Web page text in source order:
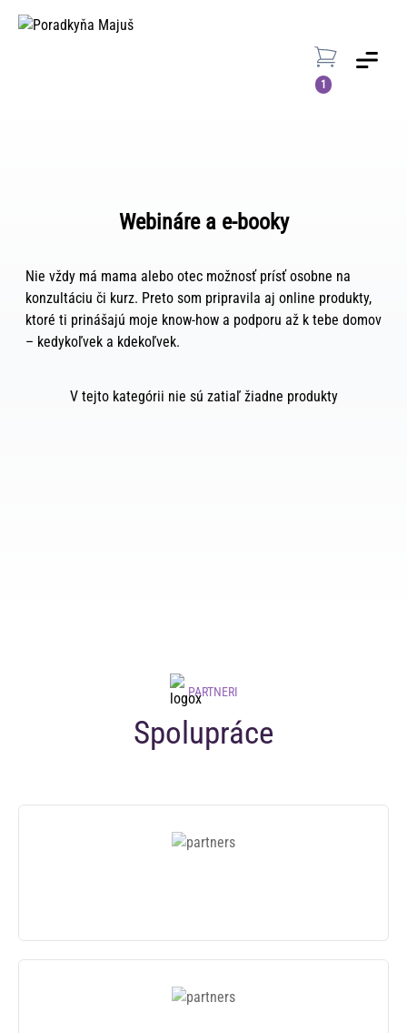
1
Menu
Webináre a e-booky
Nie vždy má mama alebo otec možnosť prísť osobne na
konzultáciu či kurz. Preto som pripravila aj online produkty,
ktoré ti prinášajú moje know-how a podporu až k tebe domov
– kedykoľvek a kdekoľvek.
V tejto kategórii nie sú zatiaľ žiadne produkty
PARTNERI
Spolupráce